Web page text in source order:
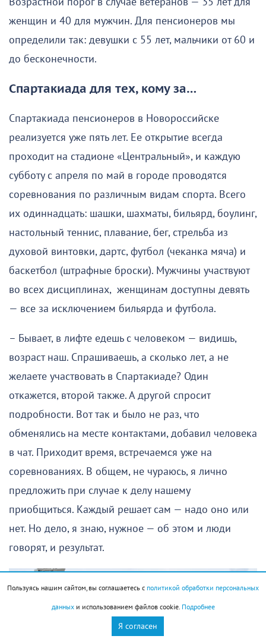
женщин и 40 для мужчин. Для пенсионеров мы
определили так: девушки с 55 лет, мальчики от 60 и
до бесконечности.
Спартакиада для тех, кому за…
Спартакиада пенсионеров в Новороссийске
реализуется уже пять лет. Ее открытие всегда
проходит на стадионе «Центральный», и каждую
субботу с апреля по май в городе проводятся
соревнования по различным видам спорта. Всего
их одиннадцать: шашки, шахматы, бильярд, боулинг,
настольный теннис, плавание, бег, стрельба из
духовой винтовки, дартс, футбол (чеканка мяча) и
баскетбол (штрафные броски). Мужчины участвуют
во всех дисциплинах, женщинам доступны девять
— все за исключением бильярда и футбола.
– Бывает, в лифте едешь с человеком — видишь,
возраст наш. Спрашиваешь, а сколько лет, а не
желаете участвовать в Спартакиаде? Один
откажется, второй также. А другой спросит
подробности. Вот так и было не раз, что
обменялись на месте контактами, добавил человека
в чат. Приходит время, встречаемся уже на
соревнованиях. В общем, не чураюсь, я лично
предложить при случае к делу нашему
приобщиться. Каждый решает сам — надо оно или
нет. Но дело, я знаю, нужное — об этом и люди
говорят, и результат.
Пользуясь нашим сайтом, вы соглашаетесь с политикой обработки персональных
данныхи использованием файлов cookie. Подробнее
Я согласен